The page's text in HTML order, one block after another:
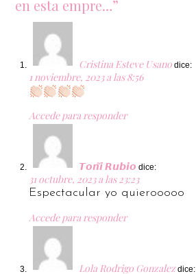
en esta empre…”
Cristina Esteve Usano dice:
1 noviembre, 2023 a las 8:56
Accede para responder
𝙏𝙤𝙣̃𝙞 𝙍𝙪𝙗𝙞𝙤 dice:
31 octubre, 2023 a las 23:23
Espectacular yo quierooooo
Accede para responder
Lola Rodrigo Gonzalez dice: